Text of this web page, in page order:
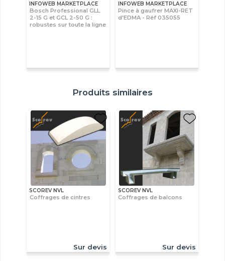
INFOWEB MARKETPLACE
Bosch Professional GLL
2-15 G et GCL 2-50 G :
robustes sur toute la ligne
INFOWEB MARKETPLACE
Pince à gaufrer MAXI-RET
d'EDMA - Réf 035055
Produits similaires
SCOREV NVL
Coffrages de cintres
Sur devis
SCOREV NVL
Coffrages de balcons
Sur devis